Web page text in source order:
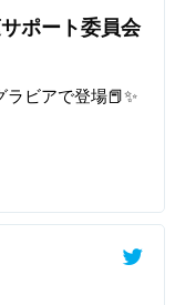
サポート委員会
ビアで登場📕✨